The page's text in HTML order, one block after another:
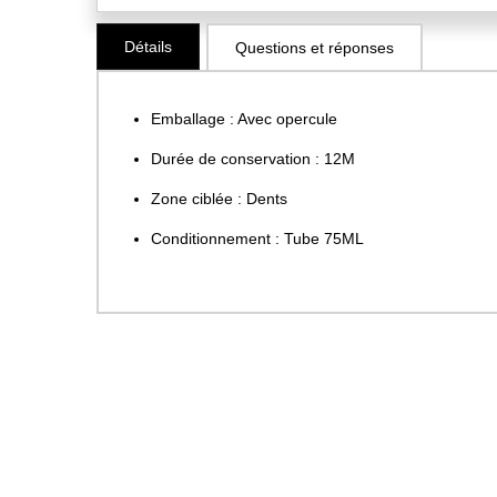
Skip
the
Détails
Emballage : Avec opercule
Durée de conservation : 12M
Zone ciblée : Dents
Conditionnement : Tube 75ML
Questions et réponses